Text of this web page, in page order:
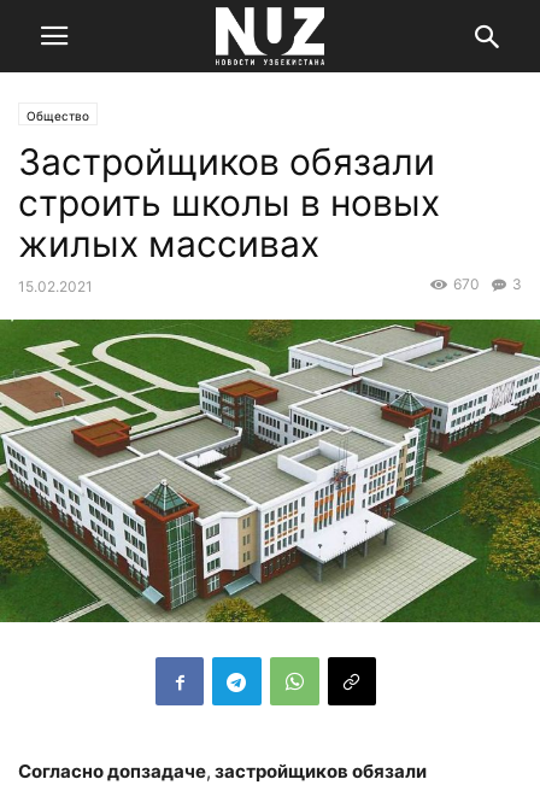
Общество
Застройщиков обязали
строить школы в новых
жилых массивах
15.02.2021 3
670
Согласно допзадаче, застройщиков обязали